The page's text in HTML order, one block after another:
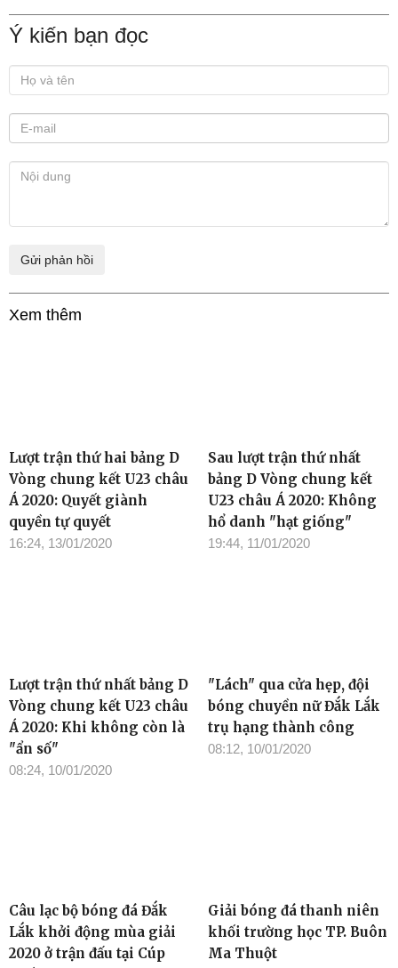
Ý kiến bạn đọc
Xem thêm
Lượt trận thứ hai bảng D
Vòng chung kết U23 châu
Á 2020: Quyết giành
quyền tự quyết
16:24, 13/01/2020
Sau lượt trận thứ nhất
bảng D Vòng chung kết
U23 châu Á 2020: Không
hổ danh "hạt giống"
19:44, 11/01/2020
Lượt trận thứ nhất bảng D
Vòng chung kết U23 châu
Á 2020: Khi không còn là
"ẩn số"
08:24, 10/01/2020
"Lách" qua cửa hẹp, đội
bóng chuyền nữ Đắk Lắk
trụ hạng thành công
08:12, 10/01/2020
Câu lạc bộ bóng đá Đắk
Lắk khởi động mùa giải
2020 ở trận đấu tại Cúp
Giải bóng đá thanh niên
khối trường học TP. Buôn
Ma Thuột